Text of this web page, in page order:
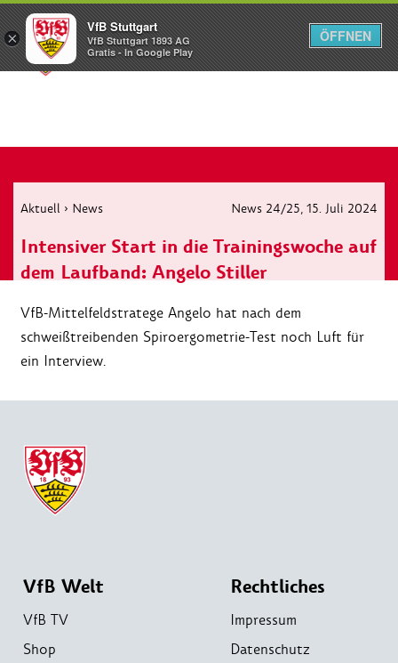
Menü
Aktuell › News News 24/25, 15. Juli 2024
Intensiver Start in die Trainingswoche auf
dem Laufband: Angelo Stiller
VfB-Mittelfeldstratege Angelo hat nach dem
schweißtreibenden Spiroergometrie-Test noch Luft für
ein Interview.
VfB Welt
VfB TV
Shop
Rechtliches
Impressum
Datenschutz
×
VfB Stuttgart
VfB Stuttgart 1893 AG
Gratis - In Google Play
ÖFFNEN